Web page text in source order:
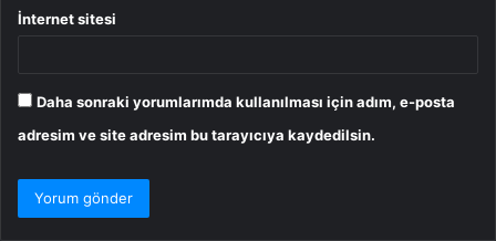
İnternet sitesi
Daha sonraki yorumlarımda kullanılması için adım, e-posta
adresim ve site adresim bu tarayıcıya kaydedilsin.